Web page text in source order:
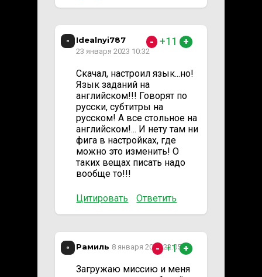
Idealnyi787
23 января 2023 10:32
Скачал, настроил язык...но!
Язык заданий на
английском!!! Говорят по
русски, субтитры на
русском! А все стольное на
английском!... И нету там ни
фига в настройках, где
можно это изменить! О
таких вещах писать надо
вообще то!!!
Цитировать Ответить
- +11 +
Рамиль 8 января 2026 22:05
Загружаю миссию и меня
- +1 +